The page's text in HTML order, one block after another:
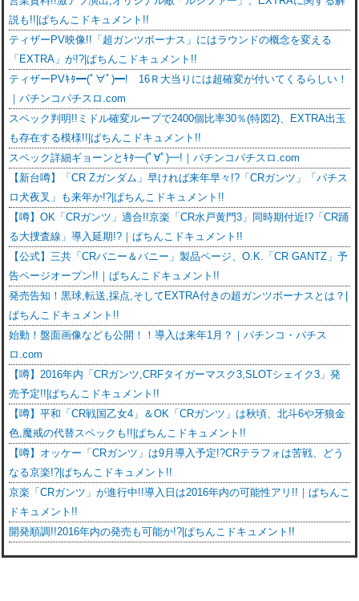
説も!!|ぱちんこドキュメント!!
ティザーPV映像!!「超ガンツボーナス」にはラウンドの概念を変える
「EXTRA」が!?|ぱちんこドキュメント!!
ティザーPVｷﾀ━(ﾟ∀ﾟ)━! 16Ｒ大当りには超確変が付いてくるらしい！
｜パチンコパチスロ.com
スペック判明!!ミドル確変ループで2400個比率30％(特図2)、EXTRA出玉
も存在する模様!!|ぱちんこドキュメント!!
スペック詳細ギョーンとｷﾀ━(ﾟ∀ﾟ)━!｜パチンコパチスロ.com
【新台噂】「CR Zガンダム」早ければ来年早々!?「CRガンツ」「パチス
ロ犬夜叉」も来年か!?|ぱちんこドキュメント!!
【噂】OK「CRガンツ」適合!!京楽「CR水戸黄門3」同時期付近!?「CR踊
る大捜査線」導入延期!?｜ぱちんこドキュメント!!
【公式】三共「CRバニー＆バニー」製品ページ、O.K.「CR GANTZ」予
告ページオープン!!｜ぱちんこドキュメント!!
発売告知！黒球,転送,採点,そしてEXTRA付きの超ガンツボーナスとは？|
ぱちんこドキュメント!!
始動！盤面画像なども公開！！導入は来年1月？｜パチンコ・パチス
ロ.com
【噂】2016年内「CRガンツ,CRFタイガーマスク3,SLOTシェイク3」発
売予定!!|ぱちんこドキュメント!!
【噂】平和「CR戦国乙女4」＆OK「CRガンツ」は秋頃、北斗6や牙狼金
色,魔戒の代替スペックも!!|ぱちんこドキュメント!!
【噂】オッケー「CRガンツ」は9月導入予定!?CRテラフォは苦戦、どう
なる京楽!?|ぱちんこドキュメント!!
京楽「CRガンツ」が進行中!!導入日は2016年内の可能性アリ!!｜ぱちんこ
ドキュメント!!
開発順調!!2016年内の発売も可能か!?|ぱちんこドキュメント!!